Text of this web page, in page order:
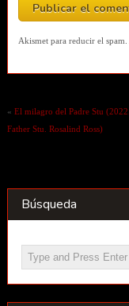
Akismet para reducir el spam.
« El milagro del Padre Stu (2022.
Father Stu. Rosalind Ross)
Búsqueda